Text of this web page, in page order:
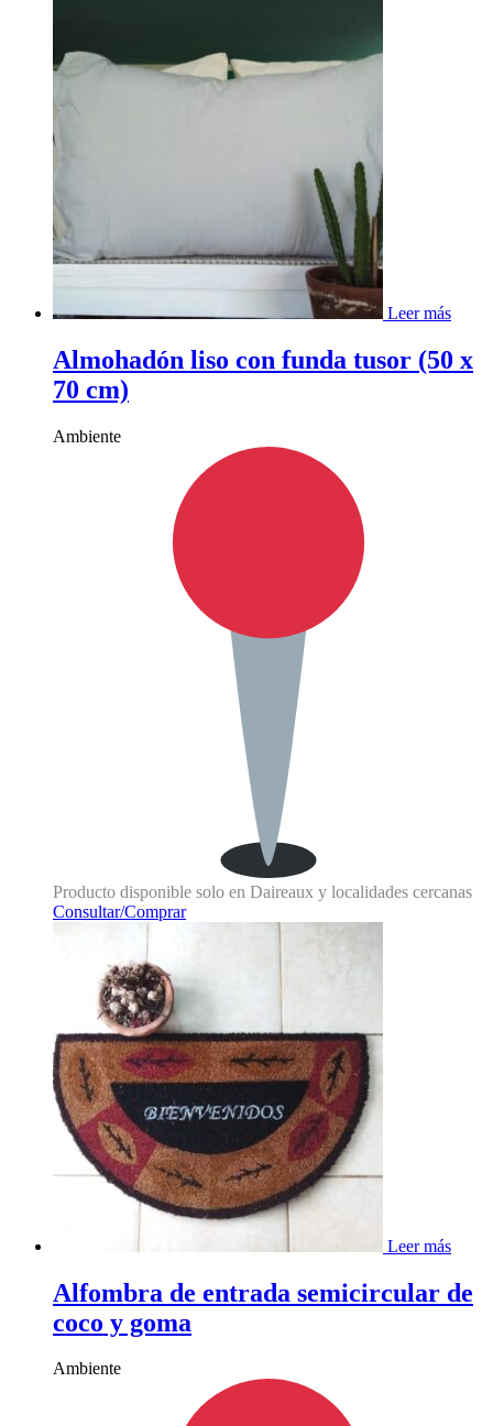
Leer más
Almohadón liso con funda tusor (50 x
70 cm)
Ambiente
Producto disponible solo en Daireaux y localidades cercanas
Consultar/Comprar
Leer más
Alfombra de entrada semicircular de
coco y goma
Ambiente